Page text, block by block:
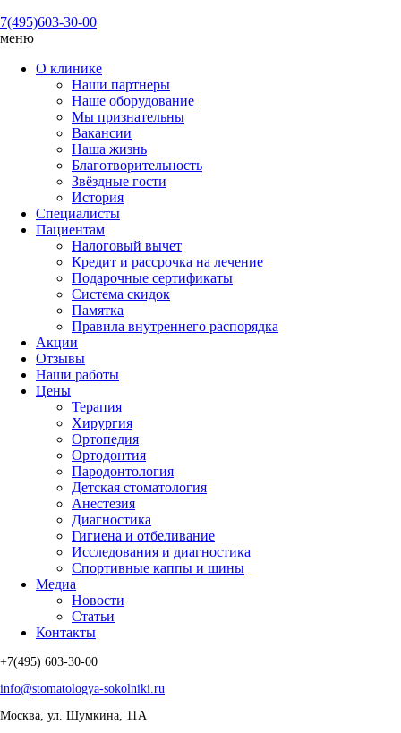
7(495)603-30-00
меню
О клинике
Наши партнеры
Наше оборудование
Мы признательны
Вакансии
Наша жизнь
Благотворительность
Звёздные гости
История
Специалисты
Пациентам
Налоговый вычет
Кредит и рассрочка на лечение
Подарочные сертификаты
Система скидок
Памятка
Правила внутреннего распорядка
Акции
Отзывы
Наши работы
Цены
Терапия
Хирургия
Ортопедия
Ортодонтия
Пародонтология
Детская стоматология
Анестезия
Диагностика
Гигиена и отбеливание
Исследования и диагностика
Спортивные каппы и шины
Медиа
Новости
Статьи
Контакты
+7(495) 603-30-00
info@stomatologya-sokolniki.ru
Москва, ул. Шумкина, 11А